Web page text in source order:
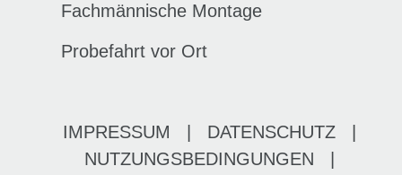
Fachmännische Montage
Probefahrt vor Ort
IMPRESSUM DATENSCHUTZ
NUTZUNGSBEDINGUNGEN